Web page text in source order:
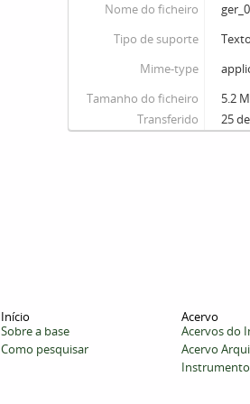
Nome do ficheiro
Tipo de suporte
Texto
Mime-type
Tamanho do ficheiro
5.2
Transferido
25
Início
Sobre a base
Como pesquisar
Acervo
Acervos do
Acervo